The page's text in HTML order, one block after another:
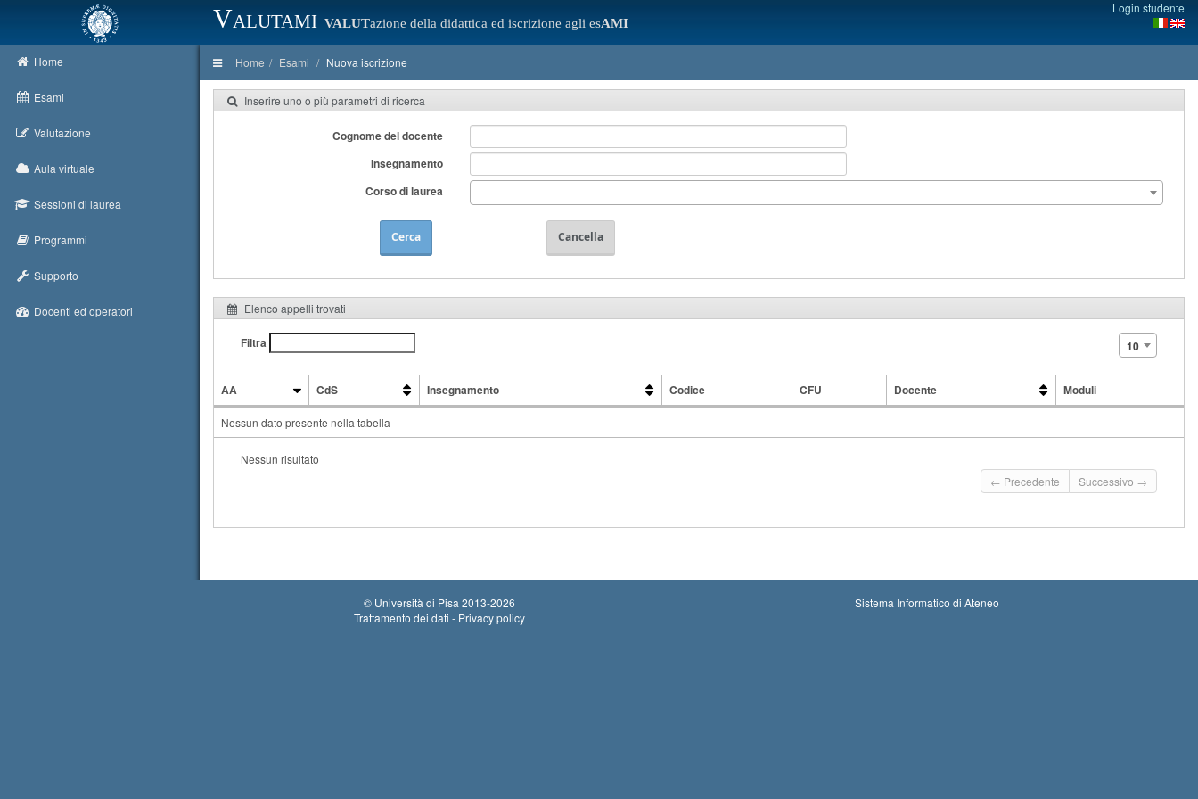
Valutami VALUTazione della didattica ed iscrizione agli esAMI
Login studente
Home
Esami
Valutazione
Aula virtuale
Sessioni di laurea
Programmi
Supporto
Docenti ed operatori
Home Esami Nuova iscrizione
Inserire uno o più parametri di ricerca
Cognome del docente
Insegnamento
Corso di laurea
Cerca Cancella
Elenco appelli trovati
Filtra 10
AA CdS Insegnamento Codice CFU Docente
Moduli
Nessun dato presente nella tabella
Nessun risultato
← Precedente
Successivo →
© Università di Pisa 2013-2026
Trattamento dei dati - Privacy policy
Sistema Informatico di Ateneo